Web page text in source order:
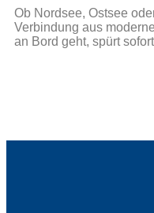
Ob Nordsee, Ostsee
Verbindung aus
an Bord geht, spürt